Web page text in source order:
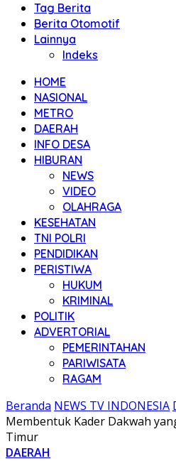
Tag Berita
Berita Otomotif
Lainnya
Indeks
HOME
NASIONAL
METRO
DAERAH
INFO DESA
HIBURAN
NEWS
VIDEO
OLAHRAGA
KESEHATAN
TNI POLRI
PENDIDIKAN
PERISTIWA
HUKUM
KRIMINAL
POLITIK
ADVERTORIAL
PEMERINTAHAN
PARIWISATA
RAGAM
Beranda NEWS TV INDONESIA
Membentuk Kader Dakwah
Timur
DAERAH